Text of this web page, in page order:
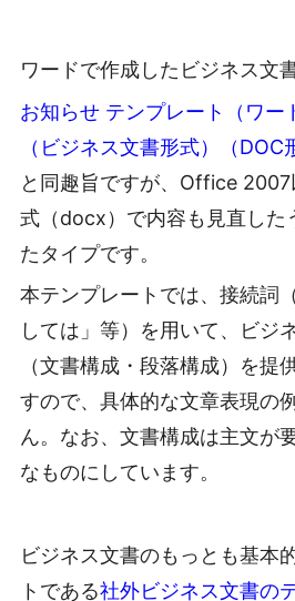
ワードで作成したビジネス文
お知らせ テンプレート（ワー
（ビジネス文書形式）（DOC
と同趣旨ですが、Office
式（docx）で内容も見直した
たタイプです。
本テンプレートでは、接続詞
しては」等）を用いて、ビジ
（文書構成・段落構成）を提
すので、具体的な文章表現の
ん。なお、文書構成は主文が
なものにしています。
ビジネス文書のもっとも基本
トである社外ビジネス文書の